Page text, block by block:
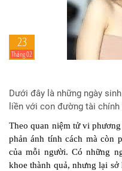
23
Tháng 02
Dưới đây là những ngày
liền với con đường tài
Theo quan niệm tử vi
phản ánh tính cách mà còn
của mỗi người. Có những
khoe thành quả, nhưng lại